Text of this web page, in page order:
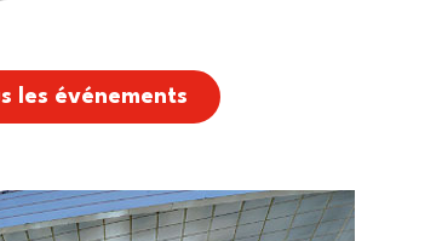
de…
les événements